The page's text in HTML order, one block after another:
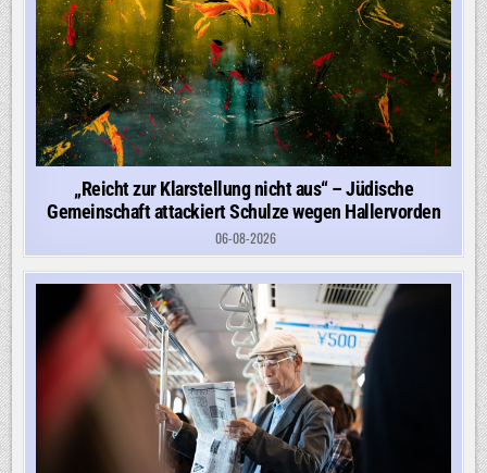
„Reicht zur Klarstellung nicht aus“ – Jüdische
Gemeinschaft attackiert Schulze wegen Hallervorden
06-08-2026